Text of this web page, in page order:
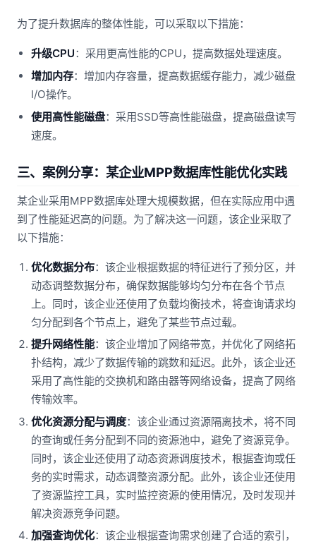
为了提升数据库的整体性能，可以采取以下措施：
升级CPU：采用更高性能的CPU，提高数据处理速度。
增加内存：增加内存容量，提高数据缓存能力，减少磁盘
I/O操作。
使用高性能磁盘：采用SSD等高性能磁盘，提高磁盘读写
速度。
三、案例分享：某企业MPP数据库性能优化实践
某企业采用MPP数据库处理大规模数据，但在实际应用中遇
到了性能延迟高的问题。为了解决这一问题，该企业采取了
以下措施：
优化数据分布：该企业根据数据的特征进行了预分区，并
动态调整数据分布，确保数据能够均匀分布在各个节点
上。同时，该企业还使用了负载均衡技术，将查询请求均
匀分配到各个节点上，避免了某些节点过载。
提升网络性能：该企业增加了网络带宽，并优化了网络拓
扑结构，减少了数据传输的跳数和延迟。此外，该企业还
采用了高性能的交换机和路由器等网络设备，提高了网络
传输效率。
优化资源分配与调度：该企业通过资源隔离技术，将不同
的查询或任务分配到不同的资源池中，避免了资源竞争。
同时，该企业还使用了动态资源调度技术，根据查询或任
务的实时需求，动态调整资源分配。此外，该企业还使用
了资源监控工具，实时监控资源的使用情况，及时发现并
解决资源竞争问题。
加强查询优化：该企业根据查询需求创建了合适的索引，